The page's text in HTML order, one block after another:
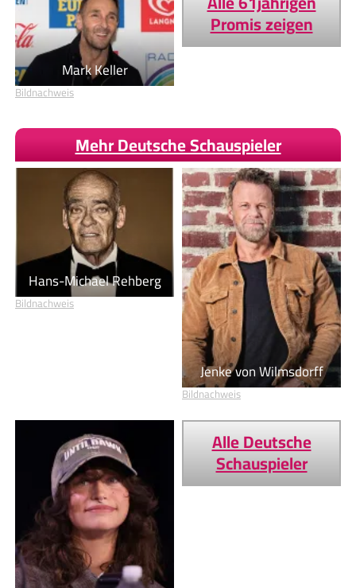
Mark Keller
Bildnachweis
Promis zeigen
Mehr Deutsche Schauspieler
Hans-Michael Rehberg
Bildnachweis
Jenke von Wilmsdorff
Bildnachweis
Alle Deutsche
Schauspieler